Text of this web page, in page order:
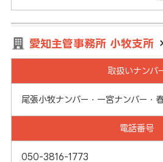
愛知主管事務所 小牧支所
取扱いナンバ
尾張小牧ナンバー・一宮ナンバー・
電話番号
050-3816-1773